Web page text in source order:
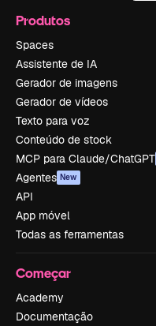
Produtos
Spaces
Assistente de IA
Gerador de imagens
Gerador de vídeos
Texto para voz
Conteúdo de stock
MCP para Claude/ChatGPT
Agentes New
API
App móvel
Todas as ferramentas
Começar
Academy
Documentação